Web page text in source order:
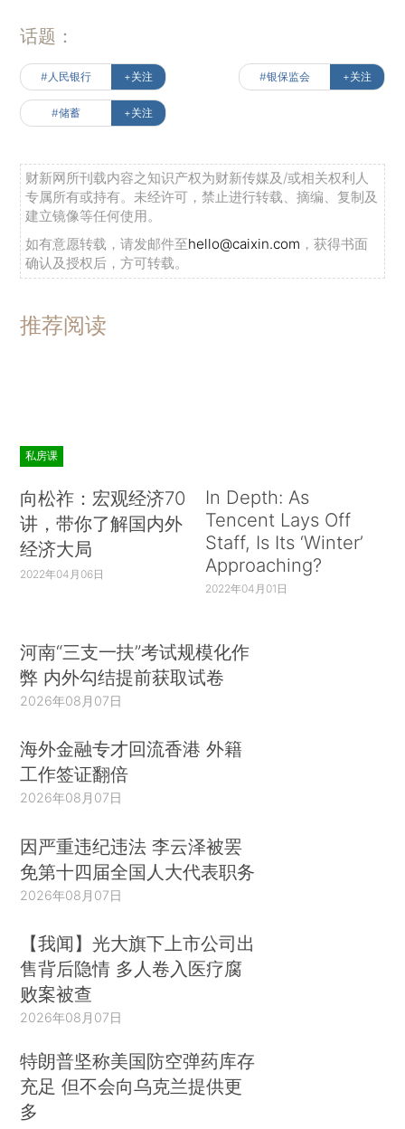
话题：
#人民银行 +关注 #银保监会 +关注
#储蓄 +关注
财新网所刊载内容之知识产权为财新传媒及/或相关权利人
专属所有或持有。未经许可，禁止进行转载、摘编、复制及
建立镜像等任何使用。
如有意愿转载，请发邮件至hello@caixin.com ，获得书面
确认及授权后，方可转载。
推荐阅读
私房课
向松祚：宏观经济70
讲，带你了解国内外
经济大局
2022年04月06日
In Depth: As
Tencent Lays Off
Staff, Is Its ‘Winter’
Approaching?
2022年04月01日
河南“三支一扶”考试规模化作
弊 内外勾结提前获取试卷
2026年08月07日
海外金融专才回流香港 外籍
工作签证翻倍
2026年08月07日
因严重违纪违法 李云泽被罢
免第十四届全国人大代表职务
2026年08月07日
【我闻】光大旗下上市公司出
售背后隐情 多人卷入医疗腐
败案被查
2026年08月07日
特朗普坚称美国防空弹药库存
充足 但不会向乌克兰提供更
多